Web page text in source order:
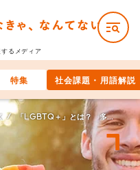
るメディア
特集 社会課題・用語解説
「LGBTQ＋」とは？ 多様な性のあり方が受容される社会を実現するために知っておくこと